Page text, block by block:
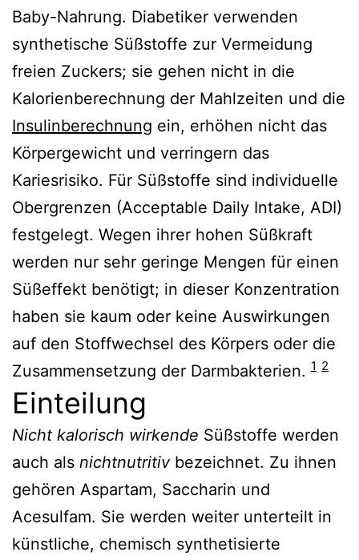
Baby-Nahrung. Diabetiker verwenden
synthetische Süßstoffe zur Vermeidung
freien Zuckers; sie gehen nicht in die
Kalorienberechnung der Mahlzeiten und die
Insulinberechnung ein, erhöhen nicht das
Körpergewicht und verringern das
Kariesrisiko. Für Süßstoffe sind individuelle
Obergrenzen (Acceptable Daily Intake, ADI)
festgelegt. Wegen ihrer hohen Süßkraft
werden nur sehr geringe Mengen für einen
Süßeffekt benötigt; in dieser Konzentration
haben sie kaum oder keine Auswirkungen
auf den Stoffwechsel des Körpers oder die
Zusammensetzung der Darmbakterien. 1 2
Einteilung
Nicht kalorisch wirkende Süßstoffe werden
auch als nichtnutritivbezeichnet. Zu ihnen
gehören Aspartam, Saccharin und
Acesulfam. Sie werden weiter unterteilt in
künstliche, chemisch synthetisierte